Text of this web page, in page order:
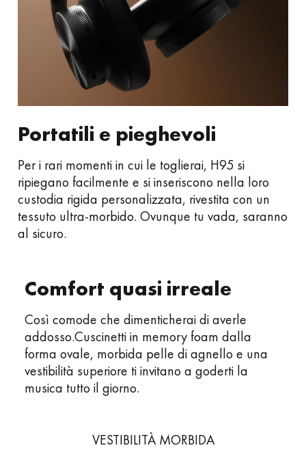
Portatili e pieghevoli
Per i rari momenti in cui le toglierai, H95 si
ripiegano facilmente e si inseriscono nella loro
custodia rigida personalizzata, rivestita con un
tessuto ultra-morbido. Ovunque tu vada, saranno
al sicuro.
Comfort quasi irreale
Così comode che dimenticherai di averle
addosso.Cuscinetti in memory foam dalla
forma ovale, morbida pelle di agnello e una
vestibilità superiore ti invitano a goderti la
musica tutto il giorno.
VESTIBILITÀ MORBIDA